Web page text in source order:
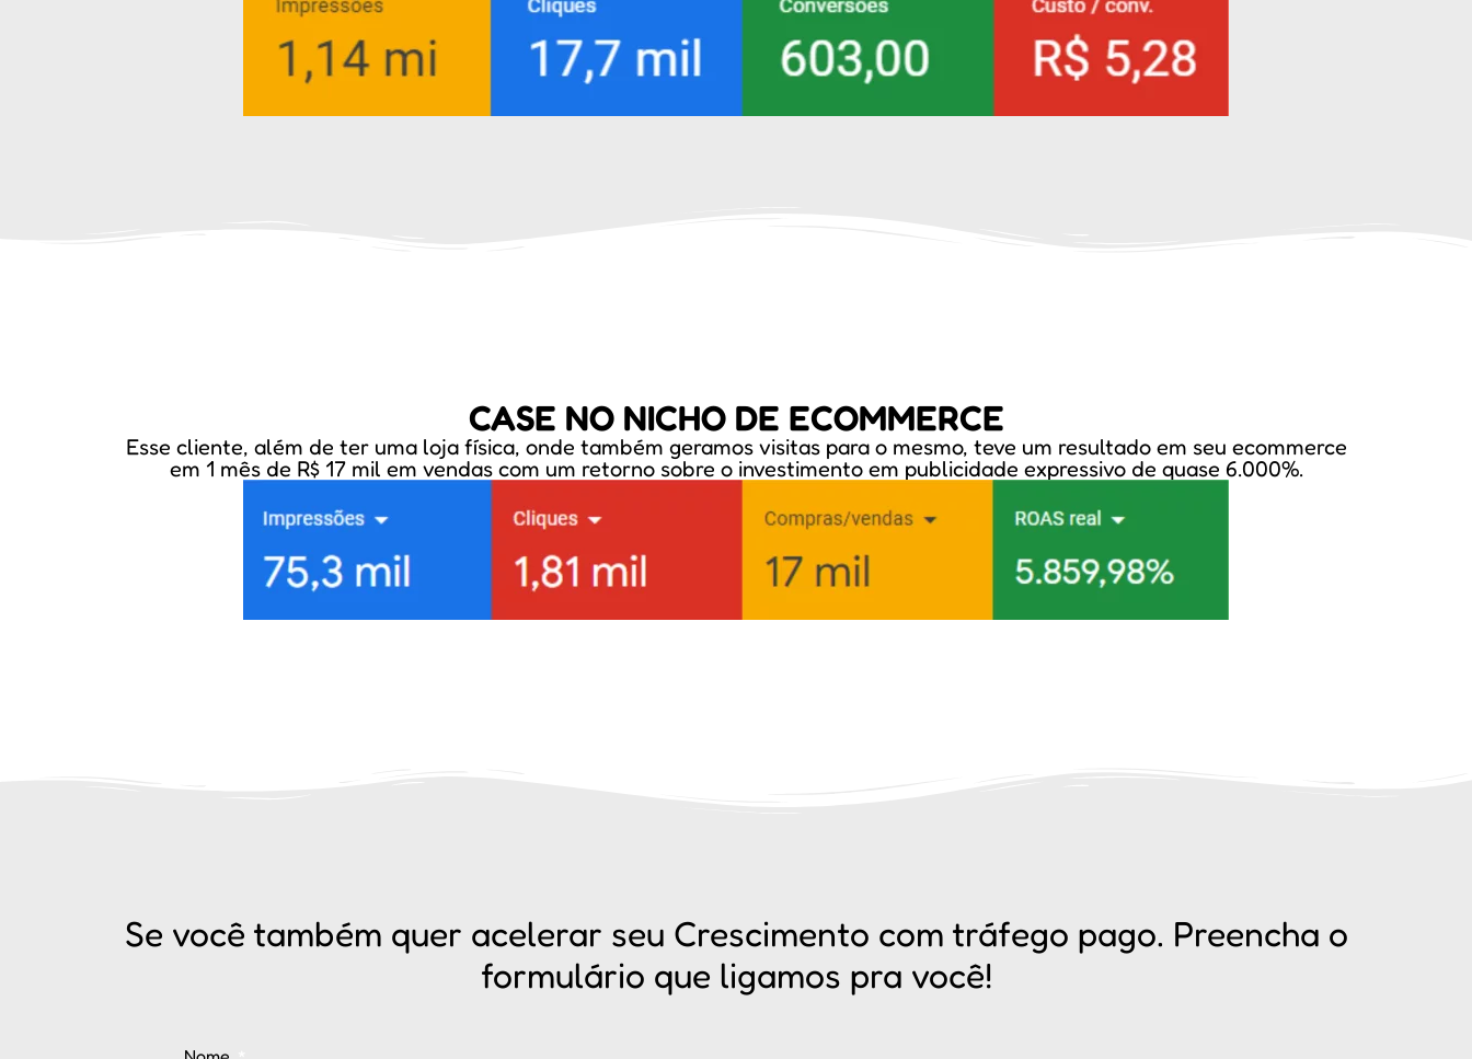
CASE NO NICHO DE ECOMMERCE
Esse cliente, além de ter uma loja física, onde também geramos visitas para o mesmo, teve um resultado em seu ecommerce
em 1 mês de R$ 17 mil em vendas com um retorno sobre o investimento em publicidade expressivo de quase 6.000%.
Se você também quer acelerar seu Crescimento com tráfego pago. Preencha o
formulário que ligamos pra você!